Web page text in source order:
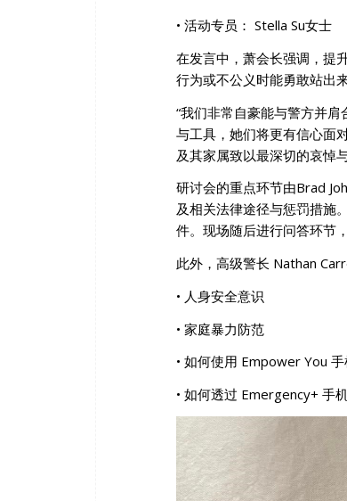
• 活动专员： Stella Su女士
在发言中，萧会长强调，提
行为或不公义时能勇敢站出
“我们非常自豪能与警方并
与工具，她们将更有信心面
及其家属致以最深切的哀悼
研讨会的重点环节由Brad
及相关法律途径与惩罚措施
件。现场随后进行问答环节
此外，高级警长 Nathan
• 人身安全意识
• 家庭暴力防范
• 如何使用 Empower You
• 如何透过 Emergency+ 手